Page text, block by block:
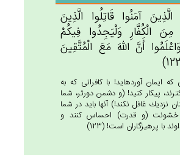
الَّذِين‌َ آمَنُوا قَاتِلُوا الَّذِين‌َ
مِن‌َ الْكُفَّارِ وَلْيَجِدُوا فِيكُم‌ْ
أَن‌َّ الله‌َ مَع‌َ الْمُتَّقِين‌َ
ايمان آورده‏ايد! با كافرانى كه به
پيكار كنيد! (و دشمن دورتر، شما
نزديك غافل نكند!) آنها بايد در شما
(و قدرت) احساس كنند و
با پرهيزگاران است! (123)